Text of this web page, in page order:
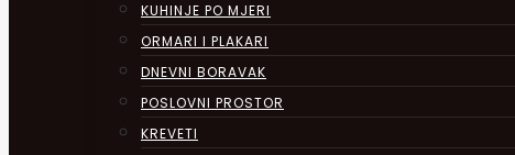
KUHINJE PO MJERI
ORMARI I PLAKARI
DNEVNI BORAVAK
POSLOVNI PROSTOR
KREVETI